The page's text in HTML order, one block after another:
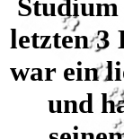
letzten 3
war ein
und